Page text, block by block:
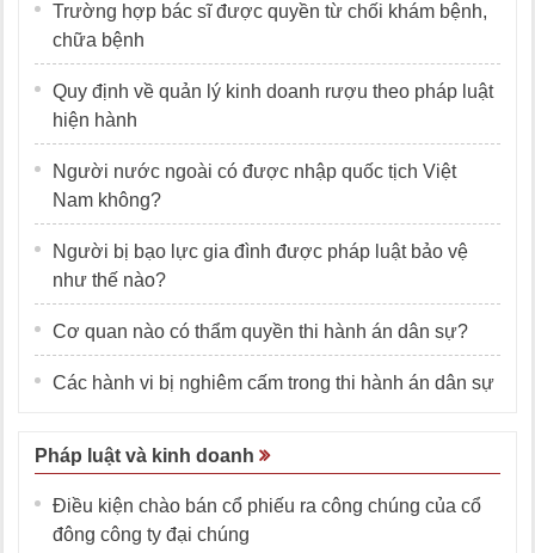
Trường hợp bác sĩ được quyền từ chối khám bệnh,
chữa bệnh
Quy định về quản lý kinh doanh rượu theo pháp luật
hiện hành
Người nước ngoài có được nhập quốc tịch Việt
Nam không?
Người bị bạo lực gia đình được pháp luật bảo vệ
như thế nào?
Cơ quan nào có thẩm quyền thi hành án dân sự?
Các hành vi bị nghiêm cấm trong thi hành án dân sự
Pháp luật và kinh doanh
Điều kiện chào bán cổ phiếu ra công chúng của cổ
đông công ty đại chúng